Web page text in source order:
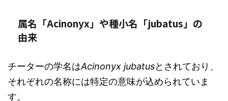
属名「Acinonyx」や種小名「jubatus」の
由来
チーターの学名はAcinonyx jubatusとされており、
それぞれの名称には特定の意味が込められていま
す。